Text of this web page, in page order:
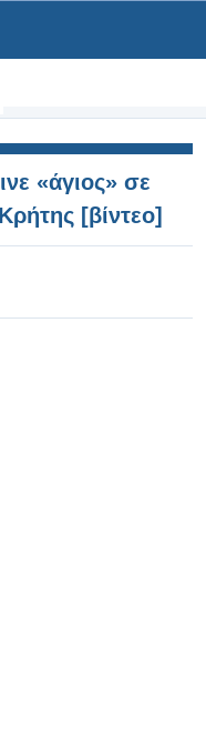
«άγιος» σε
[βίντεο]